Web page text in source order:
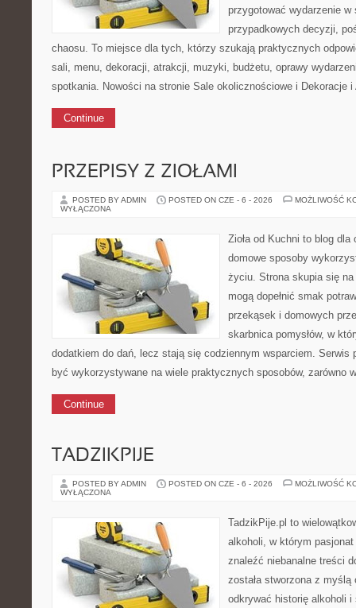
przygotować wydarzenie
przypadkowych decyzji,
chaosu. To miejsce dla tych, którzy szukają praktycznych
sali, menu, dekoracji, atrakcji, muzyki, budżetu, oprawy
spotkania. Nowości na stronie Sale okolicznościowe i Dekoracje
Continue
PRZEPISY Z ZIOŁAMI
POSTED BY ADMIN POSTED ON CZE - 6 - 2026
MOŻLIWOŚĆ
WYŁĄCZONA
Zioła od Kuchni to blog
domowe sposoby
życiu. Strona skupia się
mogą dopełnić smak
przekąsek i domowych
skarbnica pomysłów, w
dodatkiem do dań, lecz stają się codziennym wsparciem. Serwis
być wykorzystywane na wiele praktycznych sposobów,
Continue
TADZIKPIJE
POSTED BY ADMIN POSTED ON CZE - 6 - 2026
MOŻLIWOŚĆ
WYŁĄCZONA
TadzikPije.pl to
alkoholi, w którym
znaleźć niebanalne treści
została stworzona z
odkrywać historię alkoholi